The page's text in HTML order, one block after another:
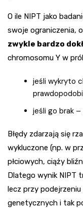
O ile NIPT jako
swoje ograniczenia,
zwykle bardzo
chromosomu Y w
jeśli wykryto
jeśli go brak –
Błędy zdarzają się
wykluczone (np. w
płciowych, ciąży
Dlatego wynik NIPT
lecz przy
genetycznych i tak